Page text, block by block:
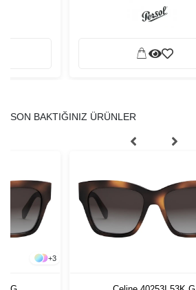
SON BAKTIĞINIZ ÜRÜNLER
+3